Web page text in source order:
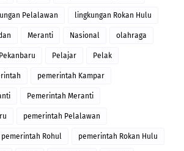
Pelalawan lingkungan Rokan Hulu
Meranti Nasional olahraga
Pekanbaru Pelajar Pelak
pemerintah Kampar
Pemerintah Meranti
pemerintah Pelalawan
pemerintah Rohul pemerintah Rokan Hulu